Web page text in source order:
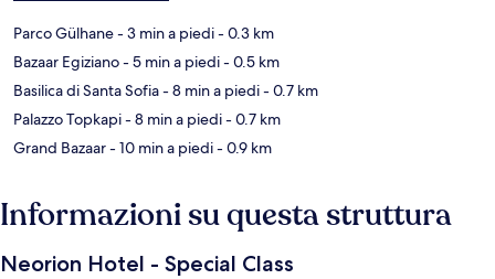
Parco Gülhane- 3 min a piedi- 0.3 km
Bazaar Egiziano- 5 min a piedi- 0.5 km
Basilica di Santa Sofia- 8 min a piedi- 0.7 km
Palazzo Topkapi- 8 min a piedi- 0.7 km
Grand Bazaar- 10 min a piedi- 0.9 km
Informazioni su questa struttura
Neorion Hotel - Special Class